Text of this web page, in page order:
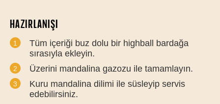
HAZIRLANIŞI
Tüm içeriği buz dolu bir highball bardağa
sırasıyla ekleyin.
Üzerini mandalina gazozu ile tamamlayın.
Kuru mandalina dilimi ile süsleyip servis
edebilirsiniz.